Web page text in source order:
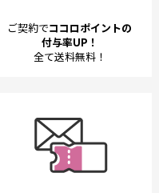
ご契約でココロポイントの
付与率UP！
全て送料無料！